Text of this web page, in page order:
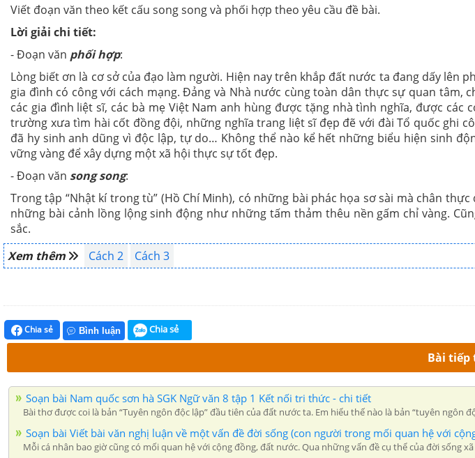
Viết đoạn văn theo kết cấu song song và phối hợp theo yêu cầu đề bài.
Lời giải chi tiết:
- Đoạn văn phối hợp:
Lòng biết ơn là cơ sở của đạo làm người. Hiện nay trên khắp đất nước ta đang dấy
gia đình có công với cách mạng. Đảng và Nhà nước cùng toàn dân thực sự quan
các gia đình liệt sĩ, các bà mẹ Việt Nam anh hùng được tặng nhà tình nghĩa, được
trường xưa tìm hài cốt đồng đội, những nghĩa trang liệt sĩ đẹp đẽ với đài Tổ quốc ghi
đã hy sinh anh dũng vì độc lập, tự do… Không thể nào kể hết những biểu hiện sinh
vững vàng để xây dựng một xã hội thực sự tốt đẹp.
- Đoạn văn song song:
Trong tập “Nhật kí trong tù” (Hồ Chí Minh), có những bài phác họa sơ sài mà chân
những bài cảnh lồng lộng sinh động như những tấm thảm thêu nền gấm chỉ vàng.
sắc.
Xem thêm
Cách 2 Cách 3
Chia sẻ Bình luận Chia sẻ
Bài tiếp
Soạn bài Nam quốc sơn hà SGK Ngữ văn 8 tập 1 Kết nối tri thức - chi tiết
Bài thơ được coi là bản “Tuyên ngôn độc lập” đầu tiên của đất nước ta. Em hiểu thế nào là bản “tuyên ngôn
Soạn bài Viết bài văn nghị luận về một vấn đề đời sống (con người trong mối quan hệ với
Mỗi cá nhân bao giờ cũng có mối quan hệ với cộng đồng, đất nước. Qua những vấn đề cụ thể của đời sống